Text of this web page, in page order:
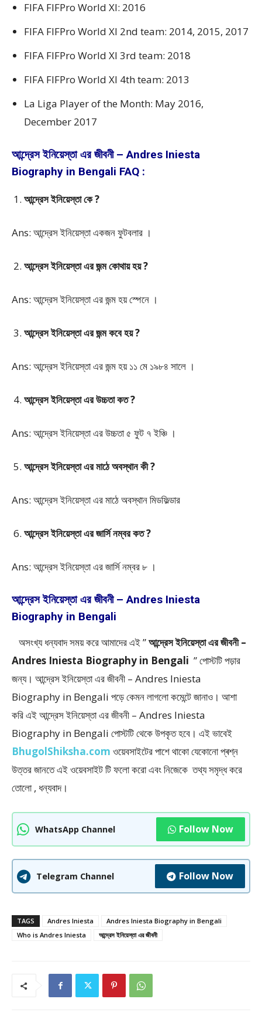
FIFA FIFPro World XI: 2016
FIFA FIFPro World XI 2nd team: 2014, 2015, 2017
FIFA FIFPro World XI 3rd team: 2018
FIFA FIFPro World XI 4th team: 2013
La Liga Player of the Month: May 2016,
December 2017
আন্দ্রেস ইনিয়েস্তা এর জীবনী – Andres Iniesta
Biography in Bengali FAQ :
আন্দ্রেস ইনিয়েস্তা কে ?
Ans: আন্দ্রেস ইনিয়েস্তা একজন ফুটবলার ।
আন্দ্রেস ইনিয়েস্তা এর জন্ম কোথায় হয় ?
Ans: আন্দ্রেস ইনিয়েস্তা এর জন্ম হয় স্পেনে ।
আন্দ্রেস ইনিয়েস্তা এর জন্ম কবে হয় ?
Ans: আন্দ্রেস ইনিয়েস্তা এর জন্ম হয় ১১ মে ১৯৮৪ সালে ।
আন্দ্রেস ইনিয়েস্তা এর উচ্চতা কত ?
Ans: আন্দ্রেস ইনিয়েস্তা এর উচ্চতা ৫ ফুট ৭ ইঞ্চি ।
আন্দ্রেস ইনিয়েস্তা এর মাঠে অবস্থান কী ?
Ans: আন্দ্রেস ইনিয়েস্তা এর মাঠে অবস্থান মিডফিল্ডার
আন্দ্রেস ইনিয়েস্তা এর জার্সি নম্বর কত ?
Ans: আন্দ্রেস ইনিয়েস্তা এর জার্সি নম্বর ৮ ।
আন্দ্রেস ইনিয়েস্তা এর জীবনী – Andres Iniesta
Biography in Bengali
অসংখ্য ধন্যবাদ সময় করে আমাদের এই ”আন্দ্রেস ইনিয়েস্তা এর জীবনী –
Andres Iniesta Biography in Bengali ” পােস্টটি পড়ার
জন্য। আন্দ্রেস ইনিয়েস্তা এর জীবনী – Andres Iniesta
Biography in Bengali পড়ে কেমন লাগলো কমেন্টে জানাও। আশা
করি এই আন্দ্রেস ইনিয়েস্তা এর জীবনী – Andres Iniesta
Biography in Bengali পোস্টটি থেকে উপকৃত হবে। এই ভাবেই
BhugolShiksha.com ওয়েবসাইটের পাশে থাকো যেকোনো প্ৰশ্ন
উত্তর জানতে এই ওয়েবসাইট টি ফলাে করো এবং নিজেকে তথ্য সমৃদ্ধ করে
তোলো , ধন্যবাদ।
WhatsApp Channel Follow Now
Telegram Channel Follow Now
TAGS Andres Iniesta
Andres Iniesta Biography in Bengali
Who is Andres Iniesta
আন্দ্রেস ইনিয়েস্তা এর জীবনী